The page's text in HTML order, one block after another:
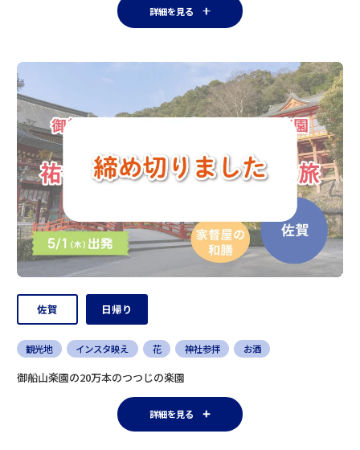
詳細を見る
佐賀 日帰り
観光地 インスタ映え 花 神社参拝 お酒
御船山楽園の20万本のつつじの楽園
詳細を見る